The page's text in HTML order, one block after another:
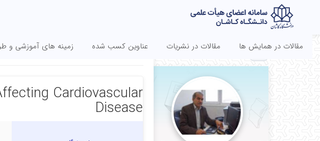
مقالات در همایش ها مقالات در نشریات عناوین کسب شده زمینه های آموزشی و
EN
Cardiovascular
Disease